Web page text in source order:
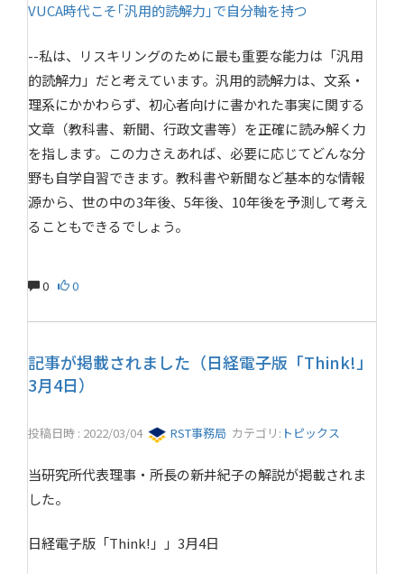
VUCA時代こそ｢汎用的読解力｣で自分軸を持つ
--私は、リスキリングのために最も重要な能力は「汎用
的読解力」だと考えています。汎用的読解力は、文系・
理系にかかわらず、初心者向けに書かれた事実に関する
文章（教科書、新聞、行政文書等）を正確に読み解く力
を指します。この力さえあれば、必要に応じてどんな分
野も自学自習できます。教科書や新聞など基本的な情報
源から、世の中の3年後、5年後、10年後を予測して考え
ることもできるでしょう。
0 0
記事が掲載されました（日経電子版「Think!」
3月4日）
投稿日時 : 2022/03/04 RST事務局 カテゴリ: トピックス
当研究所代表理事・所長の新井紀子の解説が掲載されま
した。
日経電子版「Think!」」3月4日